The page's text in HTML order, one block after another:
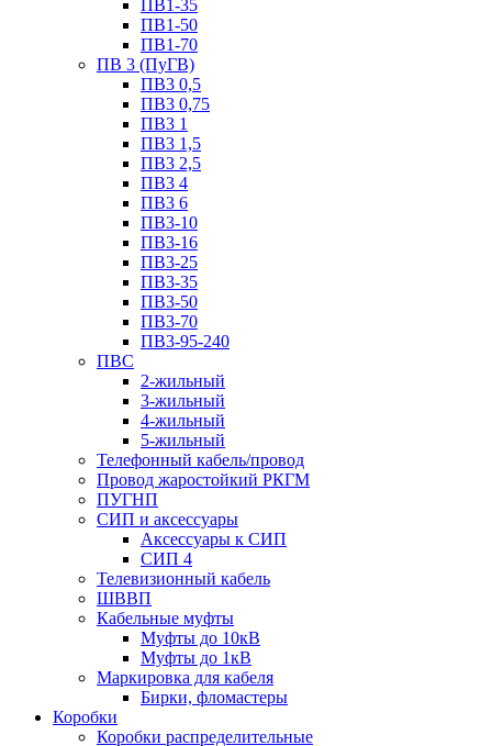
ПВ1-35
ПВ1-50
ПВ1-70
ПВ 3 (ПуГВ)
ПВ3 0,5
ПВ3 0,75
ПВ3 1
ПВ3 1,5
ПВ3 2,5
ПВ3 4
ПВ3 6
ПВ3-10
ПВ3-16
ПВ3-25
ПВ3-35
ПВ3-50
ПВ3-70
ПВ3-95-240
ПВС
2-жильный
3-жильный
4-жильный
5-жильный
Телефонный кабель/провод
Провод жаростойкий РКГМ
ПУГНП
СИП и аксессуары
Аксессуары к СИП
СИП 4
Телевизионный кабель
ШВВП
Кабельные муфты
Муфты до 10кВ
Муфты до 1кВ
Маркировка для кабеля
Бирки, фломастеры
Коробки
Коробки распределительные